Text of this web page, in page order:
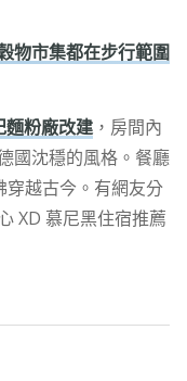
物市集都在步行範圍
粉廠改建，房間內
國沈穩的風格。餐廳
穿越古今。有網友分
XD 慕尼黑住宿推薦